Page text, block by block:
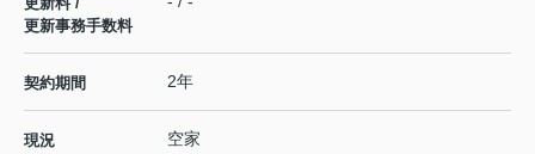
更新事務手数料
契約期間 2年
現況 空家